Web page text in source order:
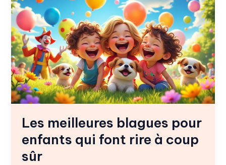
Les meilleures blagues pour
enfants qui font rire à coup
sûr
meilleures
blagues
pour
enfants
qui
font
rire
à
coup